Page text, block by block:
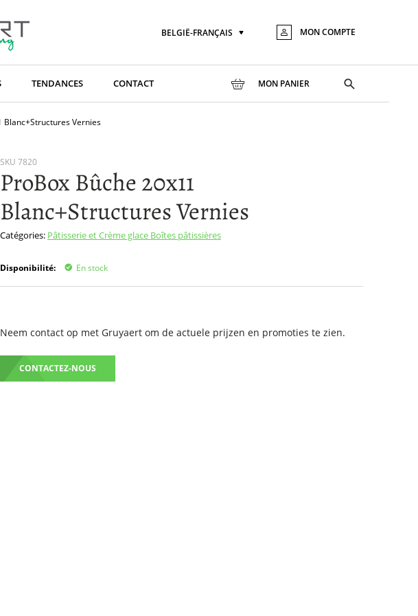
Langue
BELGIË-FRANÇAIS MON COMPTE
TENDANCES CONTACT MON PANIER
Toggle
search
Blanc+Structures Vernies
SKU7820
ProBox Bûche 20x11
Blanc+Structures Vernies
Catégories: Pâtisserie et Crème glace Boîtes pâtissières
Disponibilité: En stock
Neem contact op met Gruyaert om de actuele prijzen en promoties te zien.
CONTACTEZ-NOUS